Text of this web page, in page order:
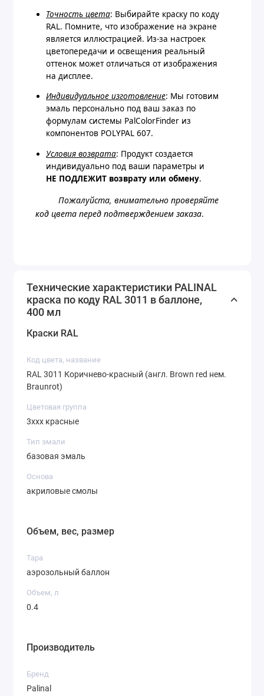
Точность цвета: Выбирайте краску по коду
RAL. Помните, что изображение на экране
является иллюстрацией. Из-за настроек
цветопередачи и освещения реальный
оттенок может отличаться от изображения
на дисплее.
Индивидуальное изготовление: Мы готовим
эмаль персонально под ваш заказ по
формулам системы PalColorFinder из
компонентов POLYPAL 607.
Условия возврата: Продукт создается
индивидуально под ваши параметры и
НЕ ПОДЛЕЖИТ возврату или обмену.
Пожалуйста, внимательно проверяйте
код цвета перед подтверждением заказа.
Технические характеристики PALINAL
краска по коду RAL 3011 в баллоне,
400 мл
Краски RAL
Код цвета, название
RAL 3011 Коричнево-красный (англ. Brown red нем.
Braunrot)
Цветовая группа
3ххх красные
Тип эмали
базовая эмаль
Основа
акриловые смолы
Объем, вес, размер
Тара
аэрозольный баллон
Объем, л
0.4
Производитель
Бренд
Palinal